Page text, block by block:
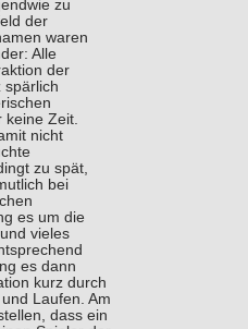
zu
der
waren
Alle
der
spärlich
keine Zeit.
nicht
zu spät,
bei
es um die
vieles
es dann
kurz durch
Laufen. Am
dass ein